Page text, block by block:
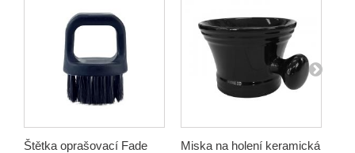
Štětka oprašovací Fade
Miska na holení keramická